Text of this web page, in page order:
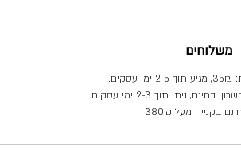
משלוחים
בקנייה מעל 380₪